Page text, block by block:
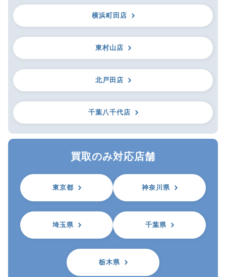
横浜町田店
東村山店
北戸田店
千葉八千代店
買取のみ対応店舗
東京都 神奈川県
埼玉県 千葉県
栃木県